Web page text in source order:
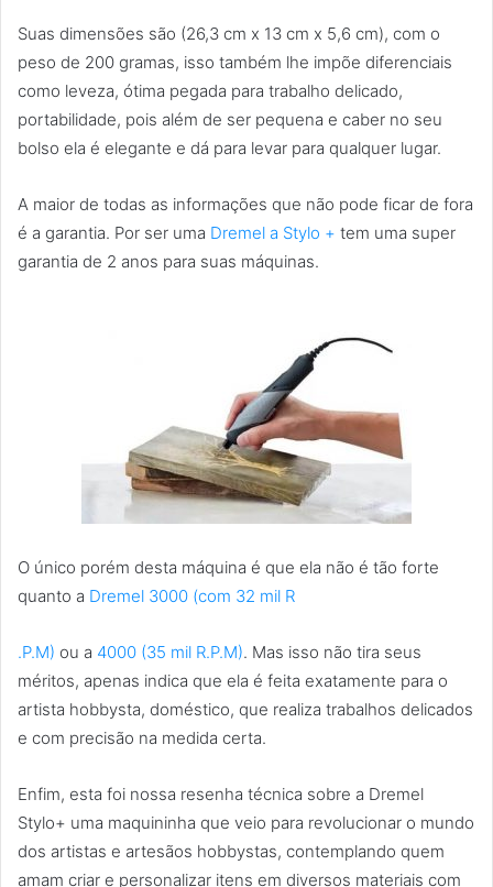
Suas dimensões são (26,3 cm x 13 cm x 5,6 cm), com o
peso de 200 gramas, isso também lhe impõe diferenciais
como leveza, ótima pegada para trabalho delicado,
portabilidade, pois além de ser pequena e caber no seu
bolso ela é elegante e dá para levar para qualquer lugar.
A maior de todas as informações que não pode ficar de fora
é a garantia. Por ser uma Dremel a Stylo + tem uma super
garantia de 2 anos para suas máquinas.
O único porém desta máquina é que ela não é tão forte
quanto a Dremel 3000 (com 32 mil R
.P.M) ou a 4000 (35 mil R.P.M). Mas isso não tira seus
méritos, apenas indica que ela é feita exatamente para o
artista hobbysta, doméstico, que realiza trabalhos delicados
e com precisão na medida certa.
Enfim, esta foi nossa resenha técnica sobre a Dremel
Stylo+ uma maquininha que veio para revolucionar o mundo
dos artistas e artesãos hobbystas, contemplando quem
amam criar e personalizar itens em diversos materiais com